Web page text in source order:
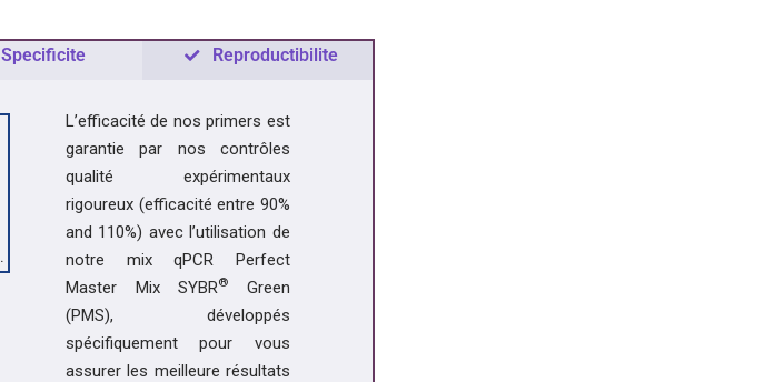
Specificite Reproductibilite
L’efficacité de nosprimers est
garantie par nos contrôles
qualité expérimentaux
rigoureux (efficacité entre 90%
and 110%) avec l’utilisation de
notre mix qPCR Perfect
Master Mix SYBR®
Green
(PMS), développés
spécifiquement pour vous
assurer les meilleure résultats